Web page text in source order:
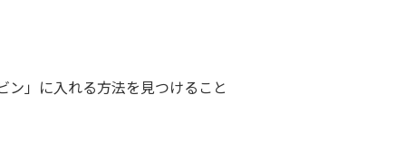
」に入れる方法を見つけること